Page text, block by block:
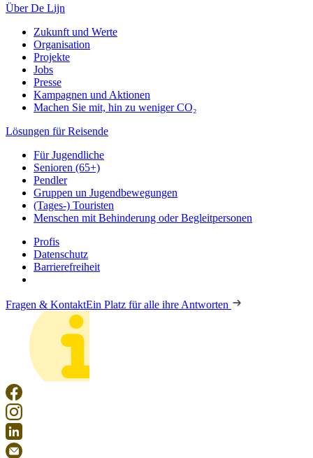
Über De Lijn
Zukunft und Werte
Organisation
Projekte
Jobs
Presse
Kampagnen und Aktionen
Machen Sie mit, hin zu weniger CO₂
Lösungen für Reisende
Für Jugendliche
Senioren (65+)
Pendler
Gruppen un Jugendbewegungen
(Tages-) Touristen
Menschen mit Behinderung oder Begleitpersonen
Profis
Datenschutz
Barrierefreiheit
Fragen & KontaktEin Platz für alle ihre Antworten